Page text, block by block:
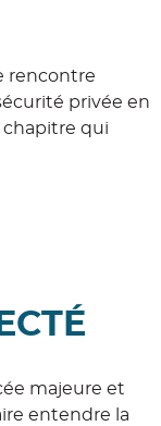
rencontre
privée en
chapitre qui
majeure et
entendre la